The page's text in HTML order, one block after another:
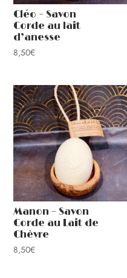
Cléo – Savon
Corde au lait
d’anesse
8,50€
Manon – Savon
Corde au Lait de
Chèvre
8,50€